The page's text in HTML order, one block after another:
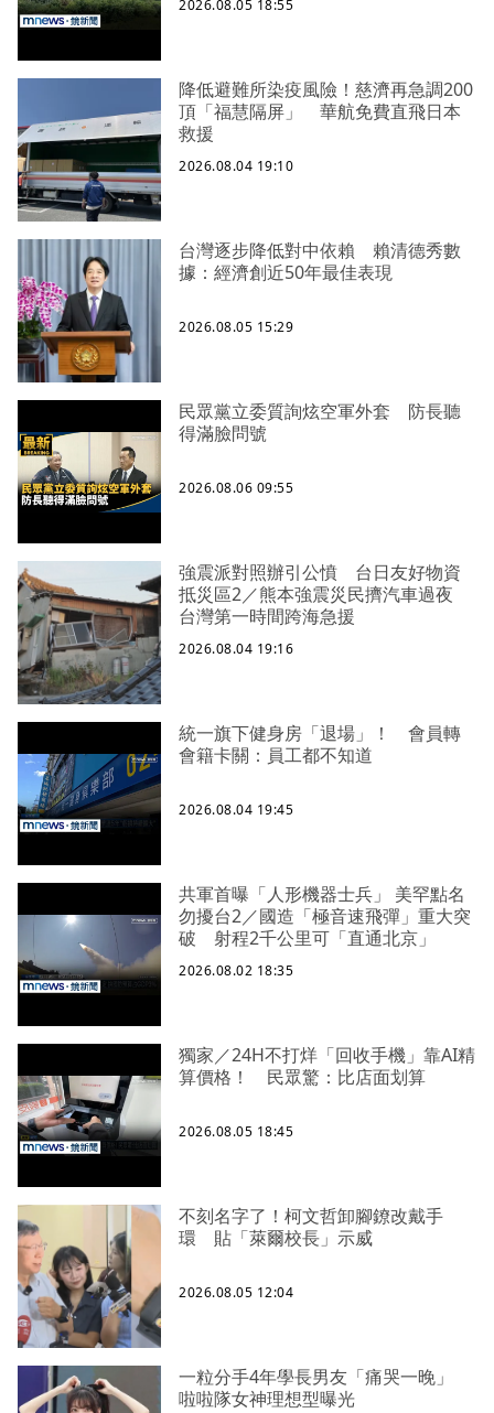
2026.08.05 18:55
降低避難所染疫風險！慈濟再急調200
頂「福慧隔屏」 華航免費直飛日本
救援
2026.08.04 19:10
台灣逐步降低對中依賴 賴清德秀數
據：經濟創近50年最佳表現
2026.08.05 15:29
民眾黨立委質詢炫空軍外套 防長聽
得滿臉問號
2026.08.06 09:55
強震派對照辦引公憤 台日友好物資
抵災區2／熊本強震災民擠汽車過夜
台灣第一時間跨海急援
2026.08.04 19:16
統一旗下健身房「退場」！ 會員轉
會籍卡關：員工都不知道
2026.08.04 19:45
共軍首曝「人形機器士兵」 美罕點名
勿擾台2／國造「極音速飛彈」重大突
破 射程2千公里可「直通北京」
2026.08.02 18:35
獨家／24H不打烊「回收手機」靠AI精
算價格！ 民眾驚：比店面划算
2026.08.05 18:45
不刻名字了！柯文哲卸腳鐐改戴手
環 貼「萊爾校長」示威
2026.08.05 12:04
一粒分手4年學長男友「痛哭一晚」
啦啦隊女神理想型曝光